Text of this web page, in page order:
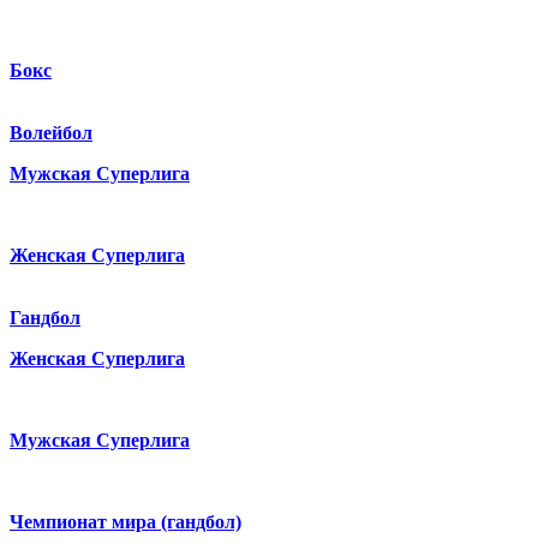
Бокс
Волейбол
Мужская Суперлига
Женская Суперлига
Гандбол
Женская Суперлига
Мужская Суперлига
Чемпионат мира (гандбол)